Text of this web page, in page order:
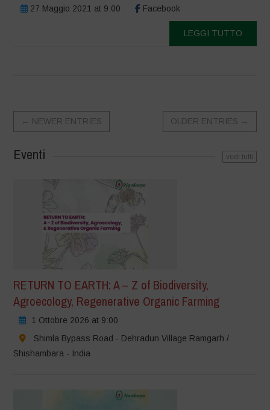
27 Maggio 2021 at 9:00 Facebook
LEGGI TUTTO
← NEWER ENTRIES OLDER ENTRIES →
Eventi vedi tutti
RETURN TO EARTH: A – Z of Biodiversity,
Agroecology, Regenerative Organic Farming
1 Ottobre 2026 at 9:00
Shimla Bypass Road - Dehradun Village Ramgarh /
Shishambara - India